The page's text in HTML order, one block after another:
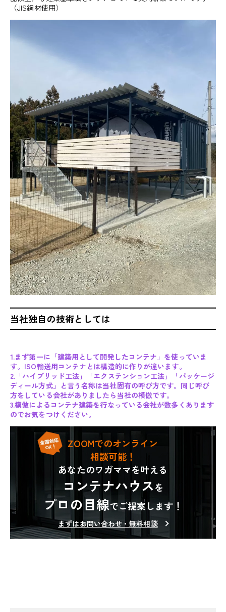
（JIS鋼材使用）
当社独自の技術としては
1.まず第一に「建築用として開発したコンテナ」を使っていま
す。ISO輸送用コンテナとは構造的に作りが違います。
2.「ハイブリッド工法」「エクステンション工法」「パッケージ
ディール方式」と言う名称は当社固有の呼び方です。同じ呼び
方をしている会社がありましたら当社の模倣です。
3.模倣によるコンテナ建築を行なっている会社が数多くあります
のでお気をつけください。
ZOOMでのオンライン
相談可能！
あなたのワガママを叶える
コンテナハウスを
プロの目線でご提案します！
まずはお問い合わせ・無料相談